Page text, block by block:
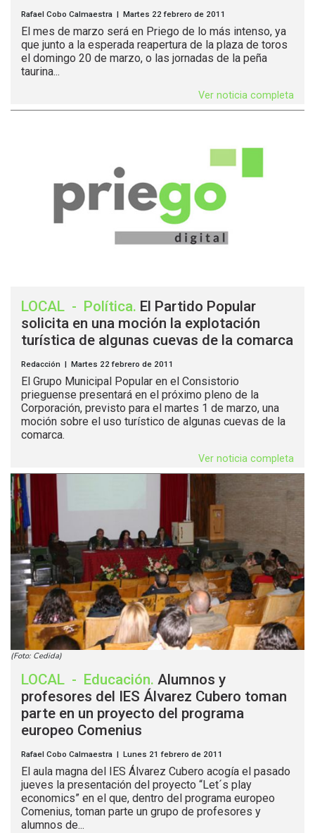
Rafael Cobo Calmaestra | Martes 22 febrero de 2011
El mes de marzo será en Priego de lo más intenso, ya
que junto a la esperada reapertura de la plaza de toros
el domingo 20 de marzo, o las jornadas de la peña
taurina...
Ver noticia completa
LOCAL - Política. El Partido Popular
solicita en una moción la explotación
turística de algunas cuevas de la comarca
Redacción | Martes 22 febrero de 2011
El Grupo Municipal Popular en el Consistorio
prieguense presentará en el próximo pleno de la
Corporación, previsto para el martes 1 de marzo, una
moción sobre el uso turístico de algunas cuevas de la
comarca.
Ver noticia completa
(Foto: Cedida)
LOCAL - Educación. Alumnos y
profesores del IES Álvarez Cubero toman
parte en un proyecto del programa
europeo Comenius
Rafael Cobo Calmaestra | Lunes 21 febrero de 2011
El aula magna del IES Álvarez Cubero acogía el pasado
jueves la presentación del proyecto “Let´s play
economics” en el que, dentro del programa europeo
Comenius, toman parte un grupo de profesores y
alumnos de...